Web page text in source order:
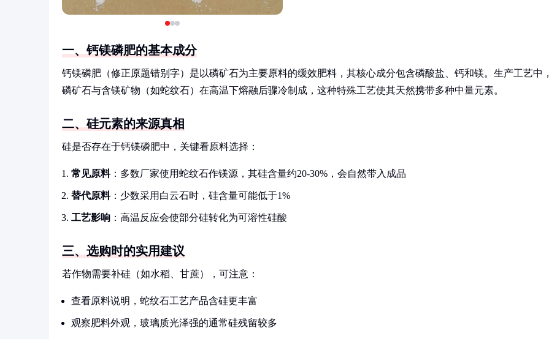
一、钙镁磷肥的基本成分
钙镁磷肥（修正原题错别字）是以磷矿石为主要原料的缓效肥料，其核心成分包含磷酸盐、钙和镁。生产工艺中，
磷矿石与含镁矿物（如蛇纹石）在高温下熔融后骤冷制成，这种特殊工艺使其天然携带多种中量元素。
二、硅元素的来源真相
硅是否存在于钙镁磷肥中，关键看原料选择：
常见原料：多数厂家使用蛇纹石作镁源，其硅含量约20-30%，会自然带入成品
替代原料：少数采用白云石时，硅含量可能低于1%
工艺影响 ：高温反应会使部分硅转化为可溶性硅酸
三、选购时的实用建议
若作物需要补硅（如水稻、甘蔗），可注意：
查看原料说明，蛇纹石工艺产品含硅更丰富
观察肥料外观，玻璃质光泽强的通常硅残留较多